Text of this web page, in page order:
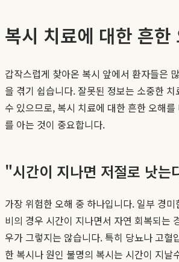
복시 치료에 대한 흔한
갑작스럽게 찾아온 복시 앞에서 환자들은
을 겪기 쉽습니다. 잘못된 정보는 소중한
수 있으므로, 복시 치료에 대한 흔한 오해
를 아는 것이 중요합니다.
"시간이 지나면 저절로 낫는
가장 위험한 오해 중 하나입니다. 일부 경
비의 경우 시간이 지나면서 자연 회복되는
우가 그렇지는 않습니다. 특히 당뇨나 고혈
한 복시나 원인 불명의 복시는 시간이 지날